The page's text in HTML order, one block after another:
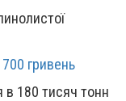
гривень